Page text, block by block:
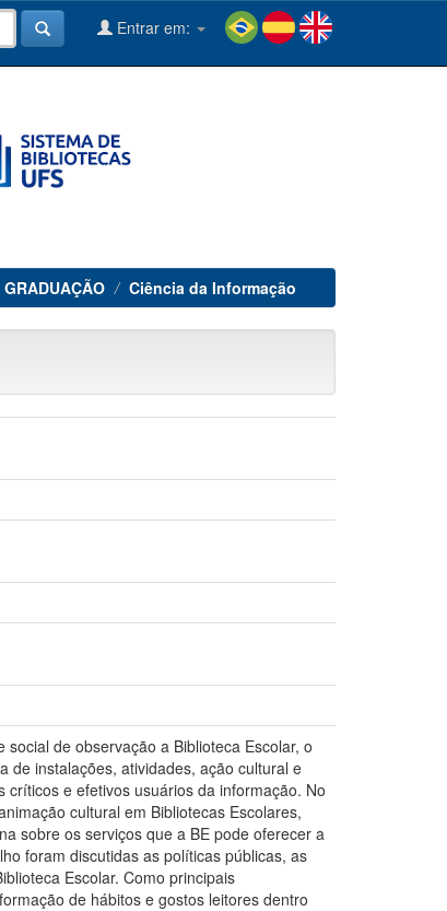
Entrar em:
Ciência da Informação
de observação a Biblioteca Escolar, o
de instalações, atividades, ação cultural e
e efetivos usuários da informação. No
cultural em Bibliotecas Escolares,
sobre os serviços que a BE pode oferecer a
foram discutidas as políticas públicas, as
Escolar. Como principais
de hábitos e gostos leitores dentro